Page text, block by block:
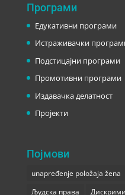
Програми
Едукативни програми
Истраживачки
Подстицајни програми
Промотивни програми
Издавачка делатност
Пројекти
Појмови
unapređenje položaja žena
Људска права